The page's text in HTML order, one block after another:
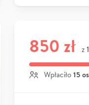
850 zł z
Wpłaciło 15